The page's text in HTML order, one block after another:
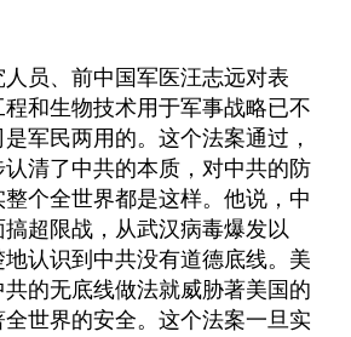
员、前中国军医汪志远对表
和生物技术用于军事战略已不
军民两用的。这个法案通过，
清了中共的本质，对中共的防
个全世界都是这样。他说，中
超限战，从武汉病毒爆发以
认识到中共没有道德底线。美
的无底线做法就威胁著美国的
世界的安全。这个法案一旦实